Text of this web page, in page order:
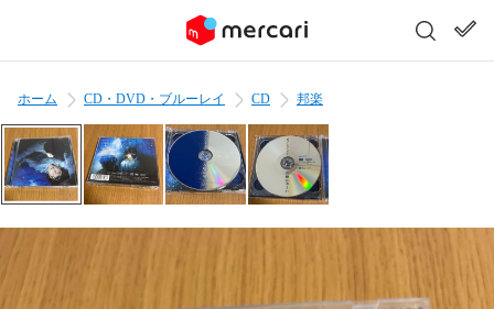
ホーム CD・DVD・ブルーレイ CD 邦楽